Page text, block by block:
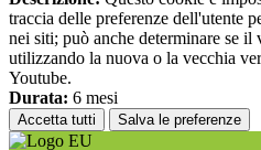
traccia delle preferenze dell'utente
nei siti; può anche determinare se il
utilizzando la nuova o la vecchia
Youtube.
Durata: 6 mesi
Accetta tutti Salva le preferenze